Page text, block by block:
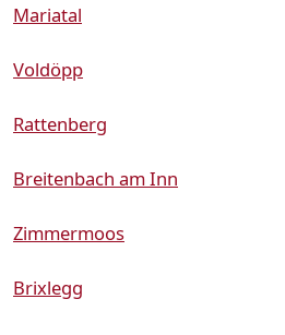
Mariatal
Voldöpp
Rattenberg
Breitenbach am Inn
Zimmermoos
Brixlegg